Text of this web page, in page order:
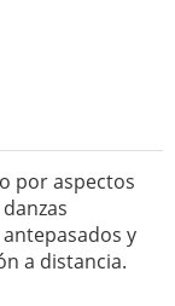
por aspectos
y
a distancia.